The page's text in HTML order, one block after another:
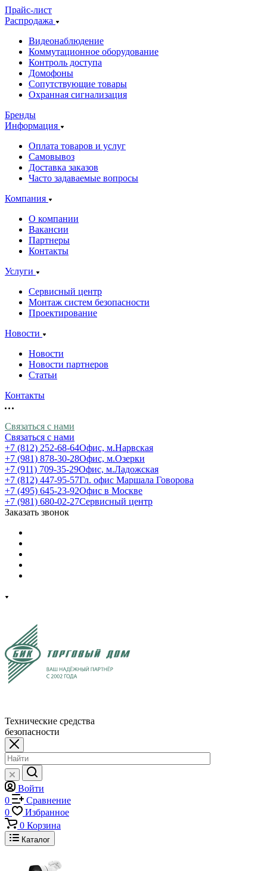
Прайс-лист
Распродажа
Видеонаблюдение
Коммутационное оборудование
Контроль доступа
Домофоны
Сопутствующие товары
Охранная сигнализация
Бренды
Информация
Оплата товаров и услуг
Самовывоз
Доставка заказов
Часто задаваемые вопросы
Компания
О компании
Вакансии
Партнеры
Контакты
Услуги
Сервисный центр
Монтаж систем безопасности
Проектирование
Новости
Новости
Новости партнеров
Статьи
Контакты
Связаться с нами
Связаться с нами
+7 (812) 252-68-64Офис, м.Нарвская
+7 (981) 878-30-28Офис, м.Озерки
+7 (911) 709-35-29Офис, м.Ладожская
+7 (812) 447-95-57Гл. офис Маршала Говорова
+7 (495) 645-23-92Офис в Москве
+7 (981) 680-02-27Сервисный центр
Заказать звонок
Технические средства
безопасности
Войти
0
Сравнение
0
Избранное
0 Корзина
Каталог